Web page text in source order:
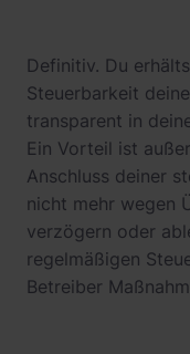
Definitiv. Du
Steuerbarkeit
transparent in
Ein Vorteil ist
Anschluss deiner
nicht mehr wegen
verzögern oder
regelmäßigen
Betreiber